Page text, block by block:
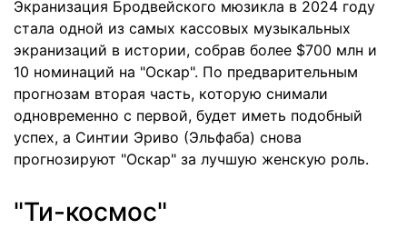
Экранизация Бродвейского мюзикла в 2024 году
стала одной из самых кассовых музыкальных
экранизаций в истории, собрав более $700 млн и
10 номинаций на "Оскар". По предварительным
прогнозам вторая часть, которую снимали
одновременно с первой, будет иметь подобный
успех, а Синтии Эриво (Эльфаба) снова
прогнозируют "Оскар" за лучшую женскую роль.
"Ти-космос"